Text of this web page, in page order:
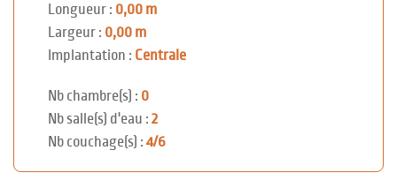
Longueur : 0,00 m
Largeur : 0,00 m
Implantation : Centrale
Nb chambre(s) : 0
Nb salle(s) d'eau : 2
Nb couchage(s) : 4/6